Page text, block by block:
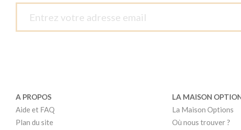
A PROPOS
Aide et FAQ
Plan du site
LA MAISON
La Maison Options
Où nous trouver ?